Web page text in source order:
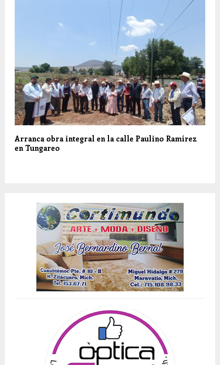
Arranca obra integral en la calle Paulino Ramírez
en Tungareo